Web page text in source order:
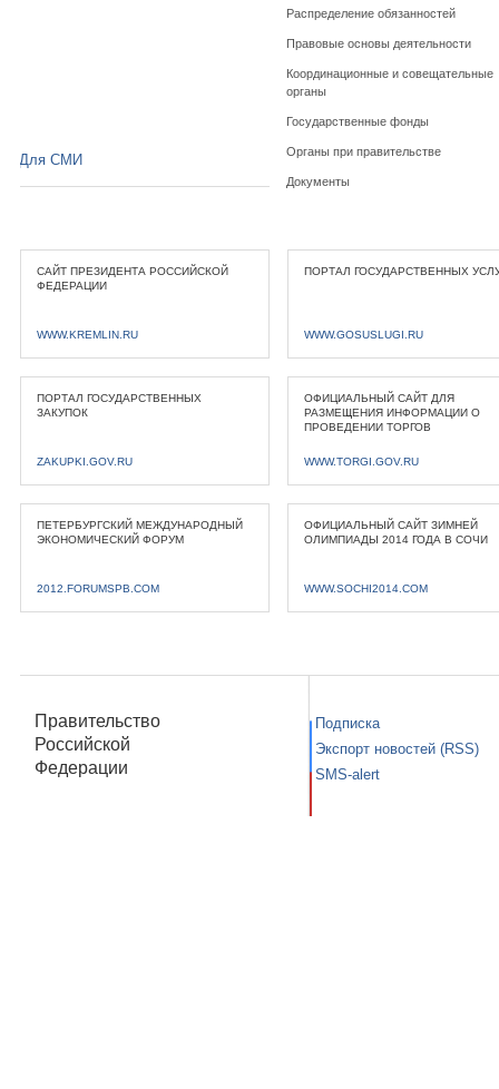
Распределение обязанностей
Правовые основы деятельности
Координационные и совещательные
органы
Государственные фонды
Органы при правительстве
Документы
Для СМИ
САЙТ ПРЕЗИДЕНТА РОССИЙСКОЙ
ФЕДЕРАЦИИ
WWW.KREMLIN.RU
ПОРТАЛ ГОСУДАРСТВЕННЫХ
WWW.GOSUSLUGI.RU
ПОРТАЛ ГОСУДАРСТВЕННЫХ
ЗАКУПОК
ZAKUPKI.GOV.RU
ОФИЦИАЛЬНЫЙ САЙТ ДЛЯ
РАЗМЕЩЕНИЯ ИНФОРМАЦИИ О
ПРОВЕДЕНИИ ТОРГОВ
WWW.TORGI.GOV.RU
ПЕТЕРБУРГСКИЙ МЕЖДУНАРОДНЫЙ
ЭКОНОМИЧЕСКИЙ ФОРУМ
2012.FORUMSPB.COM
ОФИЦИАЛЬНЫЙ САЙТ ЗИМНЕЙ
ОЛИМПИАДЫ 2014 ГОДА В СОЧИ
WWW.SOCHI2014.COM
Правительство
Российской
Федерации
Подписка
Экспорт новостей (RSS)
SMS-alert